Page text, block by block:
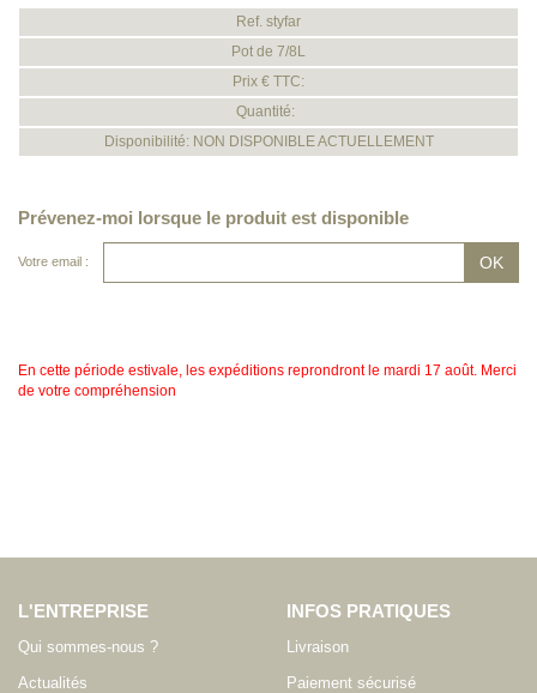
Ref. styfar
Pot de 7/8L
Prix € TTC:
Quantité:
Disponibilité: NON DISPONIBLE ACTUELLEMENT
Prévenez-moi lorsque le produit est disponible
Votre email :
En cette période estivale, les expéditions reprondront le mardi 17 août. Merci
de votre compréhension
L'ENTREPRISE
Qui sommes-nous ?
Actualités
INFOS PRATIQUES
Livraison
Paiement sécurisé